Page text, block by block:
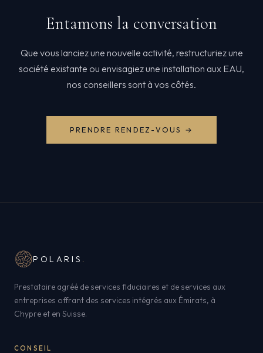
Entamons la conversation
Que vous lanciez une nouvelle activité, restructuriez une
société existante ou envisagiez une installation aux EAU,
nos conseillers sont à vos côtés.
PRENDRE RENDEZ-VOUS →
POLARIS .
Prestataire agréé de services fiduciaires et de services aux
entreprises offrant des services intégrés aux Émirats, à
Chypre et en Suisse.
CONSEIL